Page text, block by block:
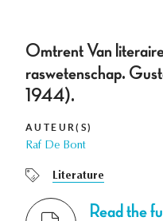
Omtrent Van
raswetenschap.
1944).
AUTEUR(S)
Raf De Bont
Literature
Read the